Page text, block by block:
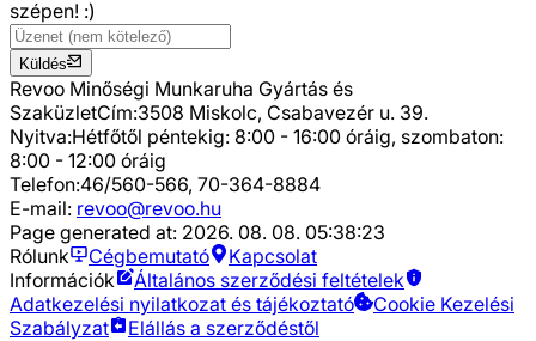
szépen! :)
Küldés
Revoo Minőségi Munkaruha Gyártás és
SzaküzletCím:3508 Miskolc, Csabavezér u. 39.
Nyitva:Hétfőtől péntekig: 8:00 - 16:00 óráig, szombaton:
8:00 - 12:00 óráig
Telefon:46/560-566, 70-364-8884
E-mail: revoo@revoo.hu
Page generated at: 2026. 08. 08. 05:38:23
Rólunk
Cégbemutató
Kapcsolat
Információk
Általános szerződési feltételek
Adatkezelési nyilatkozat és tájékoztató
Cookie Kezelési
Szabályzat
Elállás a szerződéstől